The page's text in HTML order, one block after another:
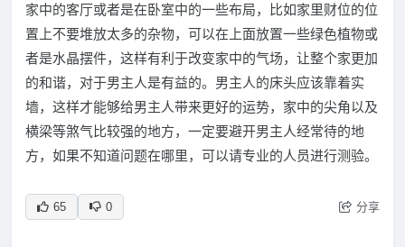
家中的客厅或者是在卧室中的一些布局，比如家里财位的位
置上不要堆放太多的杂物，可以在上面放置一些绿色植物或
者是水晶摆件，这样有利于改变家中的气场，让整个家更加
的和谐，对于男主人是有益的。男主人的床头应该靠着实
墙，这样才能够给男主人带来更好的运势，家中的尖角以及
横梁等煞气比较强的地方，一定要避开男主人经常待的地
方，如果不知道问题在哪里，可以请专业的人员进行测验。
65 0 分享